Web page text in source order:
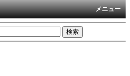
メニュー